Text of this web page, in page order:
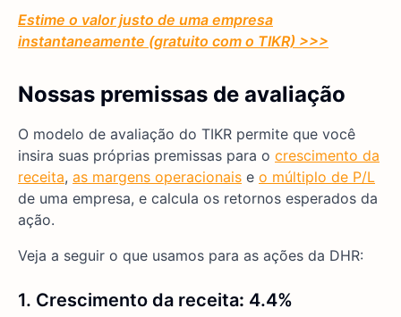
Estime o valor justo de uma empresa
instantaneamente (gratuito com o TIKR) >>>
Nossas premissas de avaliação
O modelo de avaliação do TIKR permite que você
insira suas próprias premissas para o crescimento da
receita, as margens operacionais e o múltiplo de P/L
de uma empresa, e calcula os retornos esperados da
ação.
Veja a seguir o que usamos para as ações da DHR:
1. Crescimento da receita: 4.4%